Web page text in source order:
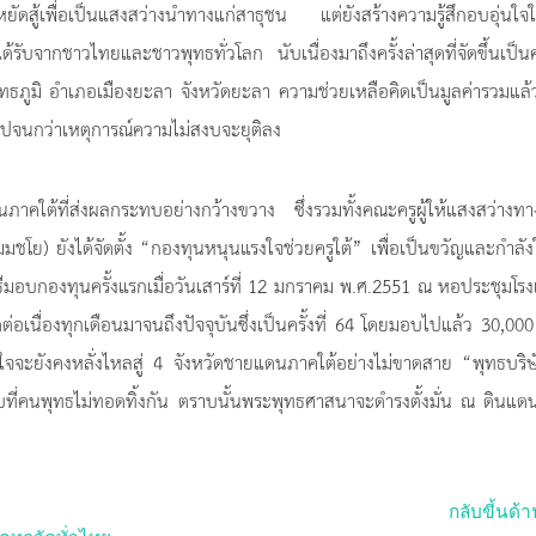
ยัดสู้เพื่อเป็นแสงสว่างนำทางแก่สาธุชน แต่ยังสร้างความรู้สึกอบอุ่นใจ
รับจากชาวไทยและชาวพุทธทั่วโลก นับเนื่องมาถึงครั้งล่าสุดที่จัดขึ้นเป็น
อำเภอเมืองยะลา จังหวัดยะลา ความช่วยเหลือคิดเป็นมูลค่ารวมแล้
นกว่าเหตุการณ์ความไม่สงบจะยุติลง
ใต้ที่ส่งผลกระทบอย่างกว้างขวาง ซึ่งรวมทั้งคณะครูผู้ให้แสงสว่างทา
ย) ยังได้จัดตั้ง “กองทุนหนุนแรงใจช่วยครูใต้” เพื่อเป็นขวัญและกำลัง
กองทุนครั้งแรกเมื่อวันเสาร์ที่ 12 มกราคม พ.ศ.2551 ณ หอประชุมโรง
อเนื่องทุกเดือนมาจนถึงปัจจุบันซึ่งเป็นครั้งที่ 64 โดยมอบไปแล้ว
จะยังคงหลั่งไหลสู่ 4 จังหวัดชายแดนภาคใต้อย่างไม่ขาดสาย “พุทธบ
ที่คนพุทธไม่ทอดทิ้งกัน ตราบนั้นพระพุทธศาสนาจะดำรงตั้งมั่น ณ ดินแด
กลับขี้นด้